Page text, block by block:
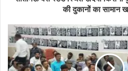
की दुकानों का सामान